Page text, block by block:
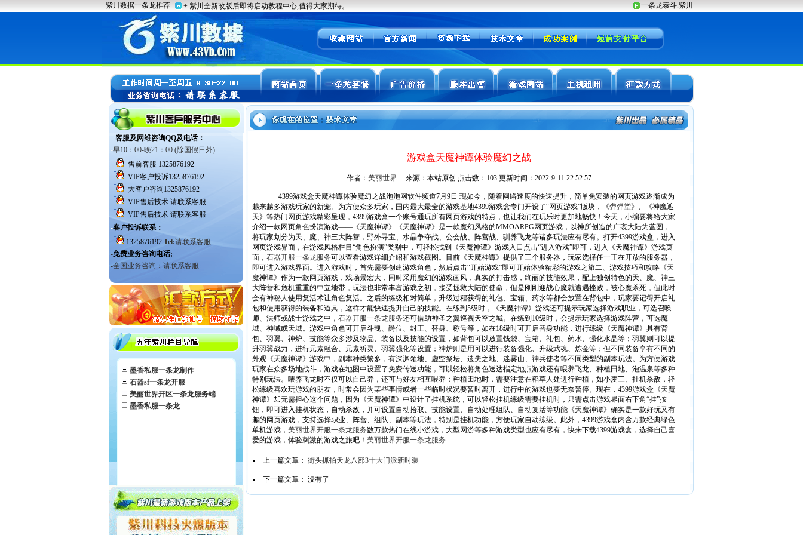
墨香私服一条龙制作
石器sf一条龙开服
美丽世界开区一条龙服务端
墨香私服一条龙
游戏盒天魔神谭体验魔幻之战
作者： 美丽世界… 来源：本站原创 点击数： 103 更新时间：2022-9-11 22:52:57
4399游戏盒天魔神谭体验魔幻之战泡泡网软件频道7月9日 现如今，随着网络速度的快速提升，简单免安装的网页游戏逐渐成为
越来越多游戏玩家的新宠。为方便众多玩家，国内最大最全的游戏基地4399游戏盒专门开设了“网页游戏”版块，《弹弹堂》、《神魔遮
天》等热门网页游戏精彩呈现，4399游戏盒一个账号通玩所有网页游戏的特点，也让我们在玩乐时更加地畅快！今天，小编要将给大家
介绍一款网页角色扮演游戏——《天魔神谭》《天魔神谭》是一款魔幻风格的MMOARPG网页游戏，以神所创造的广袤大陆为蓝图，
将玩家划分为天、魔、神三大阵营，野外寻宝、水晶争夺战、公会战、阵营战、驯养飞龙等诸多玩法应有尽有。打开4399游戏盒，进入
网页游戏界面，在游戏风格栏目“角色扮演”类别中，可轻松找到《天魔神谭》游戏入口点击“进入游戏”即可，进入《天魔神谭》游戏页
面， 石器开服一条龙服务可以查看游戏详细介绍和游戏截图。目前《天魔神谭》提供了三个服务器，玩家选择任一正在开放的服务器，
即可进入游戏界面。进入游戏时，首先需要创建游戏角色，然后点击“开始游戏”即可开始体验精彩的游戏之旅二、游戏技巧和攻略《天
魔神谭》作为一款网页游戏，戏场景宏大，同时采用魔幻的游戏画风，真实的打击感，绚丽的技能效果，配上独创特色的天、魔、神三
大阵营和危机重重的中立地带，玩法也非常丰富游戏之初，接受拯救大陆的使命，但是刚刚迎战心魔就遭遇挫败，被心魔杀死，但此时
会有神秘人使用复活术让角色复活。之后的练级相对简单，升级过程获得的礼包、宝箱、药水等都会放置在背包中，玩家要记得开启礼
包和使用获得的装备和道具，这样才能快速提升自己的技能。在练到5级时，《天魔神谭》游戏还可提示玩家选择游戏职业，可选召唤
师、法师或战士游戏之中， 石器开服一条龙服务还可借助神圣之翼巡视天空之城。在练到10级时，会提示玩家选择游戏阵营，可选魔
域、神域或天域。游戏中角色可开启斗魂、爵位、封王、替身、称号等，如在18级时可开启替身功能，进行练级《天魔神谭》具有背
包、羽翼、神炉、技能等众多涉及物品、装备以及技能的设置，如背包可以放置钱袋、宝箱、礼包、药水、强化水晶等；羽翼则可以提
升羽翼战力，进行元素融合、元素祈灵、羽翼强化等设置；神炉则是用可以进行装备强化、升级武魂、炼金等；但不同装备享有不同的
外观《天魔神谭》游戏中，副本种类繁多，有深渊领地、虚空祭坛、遗失之地、迷雾山、神兵使者等不同类型的副本玩法。为方便游戏
玩家在众多场地战斗，游戏在地图中设置了免费传送功能，可以轻松将角色送达指定地点游戏还有喂养飞龙、种植田地、泡温泉等多种
特别玩法。喂养飞龙时不仅可以自己养，还可与好友相互喂养；种植田地时，需要注意在稻草人处进行种植，如小麦三、挂机杀敌，轻
松练级喜欢玩游戏的朋友，时常会因为某些事情或者一些临时状况要暂时离开，进行中的游戏也要无奈暂停。现在，4399游戏盒《天魔
神谭》却无需担心这个问题，因为《天魔神谭》中设计了挂机系统，可以轻松挂机练级需要挂机时，只需点击游戏界面右下角“挂”按
钮，即可进入挂机状态，自动杀敌，并可设置自动拾取、技能设置、自动处理组队、自动复活等功能《天魔神谭》确实是一款好玩又有
趣的网页游戏，支持选择职业、阵营、组队、副本等玩法，特别是挂机功能，方便玩家自动练级。此外，4399游戏盒内含万款经典绿色
单机游戏， 美丽世界开服一条龙服务数万款热门在线小游戏，大型网游等多种游戏类型也应有尽有，快来下载4399游戏盒，选择自己喜
爱的游戏，体验刺激的游戏之旅吧！ 美丽世界开服一条龙服务
上一篇文章： 街头抓拍天龙八部3十大门派新时装
下一篇文章： 没有了